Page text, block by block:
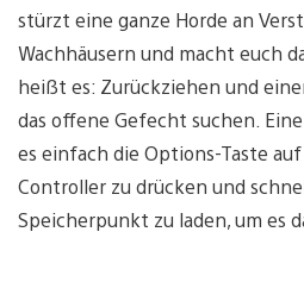
stürzt eine ganze Horde an
Wachhäusern und macht euch
heißt es: Zurückziehen und
das offene Gefecht suchen.
es einfach die Options-Taste
Controller zu drücken und
Speicherpunkt zu laden, um es